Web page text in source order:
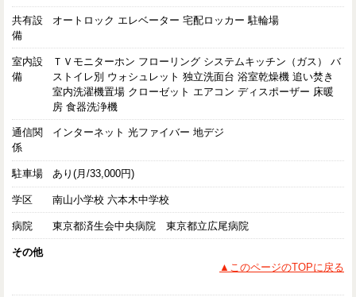
共有設
備
オートロック エレベーター 宅配ロッカー 駐輪場
室内設
備
ＴＶモニターホン フローリング システムキッチン（ガス） バ
ストイレ別 ウォシュレット 独立洗面台 浴室乾燥機 追い焚き
室内洗濯機置場 クローゼット エアコン ディスポーザー 床暖
房 食器洗浄機
通信関
係
インターネット 光ファイバー 地デジ
駐車場 あり(月/33,000円)
学区 南山小学校 六本木中学校
病院 東京都済生会中央病院 東京都立広尾病院
その他
▲このページのTOPに戻る